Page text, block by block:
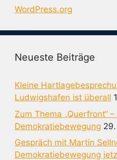
WordPress.org
Neueste Beiträge
Kleine
Ludwigshafen ist überall
Zum Thema „Querfront“
Demokratiebewegung
Gespräch mit Martin
Demokratiebewegung